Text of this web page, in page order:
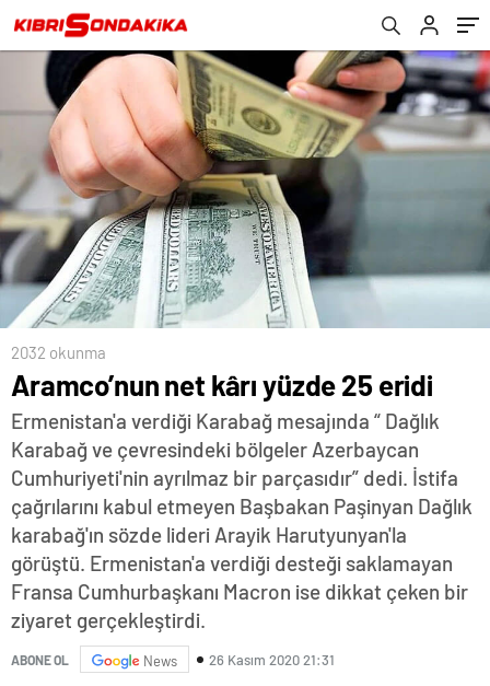
2032 okunma
Aramco’nun net kârı yüzde 25 eridi
Ermenistan'a verdiği Karabağ mesajında “ Dağlık
Karabağ ve çevresindeki bölgeler Azerbaycan
Cumhuriyeti'nin ayrılmaz bir parçasıdır” dedi. İstifa
çağrılarını kabul etmeyen Başbakan Paşinyan Dağlık
karabağ'ın sözde lideri Arayik Harutyunyan'la
görüştü. Ermenistan'a verdiği desteği saklamayan
Fransa Cumhurbaşkanı Macron ise dikkat çeken bir
ziyaret gerçekleştirdi.
ABONE OL News 26 Kasım 2020 21:31